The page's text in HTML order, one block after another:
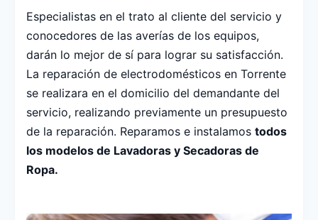
Especialistas en el trato al cliente del servicio y
conocedores de las averías de los equipos,
darán lo mejor de sí para lograr su satisfacción.
La reparación de electrodomésticos en Torrente
se realizara en el domicilio del demandante del
servicio, realizando previamente un presupuesto
de la reparación. Reparamos e instalamos todos
los modelos de Lavadoras y Secadoras de
Ropa.